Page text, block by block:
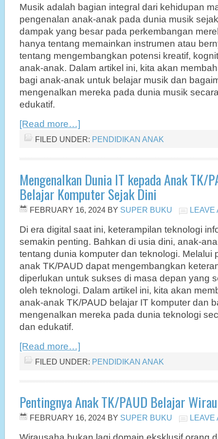
Musik adalah bagian integral dari kehidupan
pengenalan anak-anak pada dunia musik
dampak yang besar pada perkembangan
hanya tentang memainkan instrumen atau
tentang mengembangkan potensi kreatif,
anak-anak. Dalam artikel ini, kita akan
bagi anak-anak untuk belajar musik dan
mengenalkan mereka pada dunia musik
edukatif.
[Read more…]
FILED UNDER: PENDIDIKAN ANAK
Mengenalkan Dunia IT kepada Anak TK/
Belajar Komputer Sejak Dini
FEBRUARY 16, 2024 BY SUPER BUKU LEAVE
Di era digital saat ini, keterampilan teknologi
semakin penting. Bahkan di usia dini, anak-
tentang dunia komputer dan teknologi. Melalui
anak TK/PAUD dapat mengembangkan
diperlukan untuk sukses di masa depan yang
oleh teknologi. Dalam artikel ini, kita akan
anak-anak TK/PAUD belajar IT komputer dan
mengenalkan mereka pada dunia teknologi
dan edukatif.
[Read more…]
FILED UNDER: PENDIDIKAN ANAK
Pentingnya Anak TK/PAUD Belajar
FEBRUARY 16, 2024 BY SUPER BUKU LEAVE